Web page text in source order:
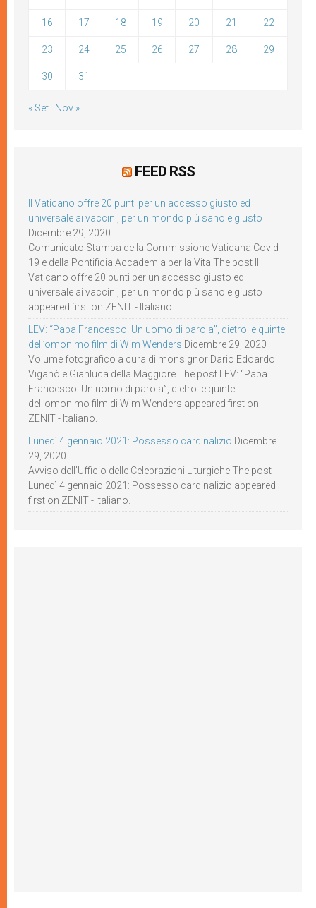
16 17 18 19 20 21 22
23 24 25 26 27 28 29
30 31
« Set Nov »
FEED RSS
Il Vaticano offre 20 punti per un accesso giusto ed
universale ai vaccini, per un mondo più sano e giusto
Dicembre 29, 2020
Comunicato Stampa della Commissione Vaticana Covid-
19 e della Pontificia Accademia per la Vita The post Il
Vaticano offre 20 punti per un accesso giusto ed
universale ai vaccini, per un mondo più sano e giusto
appeared first on ZENIT - Italiano.
LEV: “Papa Francesco. Un uomo di parola”, dietro le quinte
dell’omonimo film di Wim Wenders Dicembre 29, 2020
Volume fotografico a cura di monsignor Dario Edoardo
Viganò e Gianluca della Maggiore The post LEV: “Papa
Francesco. Un uomo di parola”, dietro le quinte
dell’omonimo film di Wim Wenders appeared first on
ZENIT - Italiano.
Lunedì 4 gennaio 2021: Possesso cardinalizio Dicembre
29, 2020
Avviso dell’Ufficio delle Celebrazioni Liturgiche The post
Lunedì 4 gennaio 2021: Possesso cardinalizio appeared
first on ZENIT - Italiano.